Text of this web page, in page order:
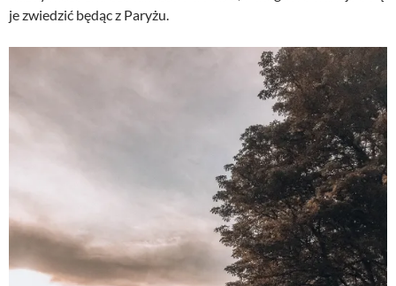
je zwiedzić będąc z Paryżu.